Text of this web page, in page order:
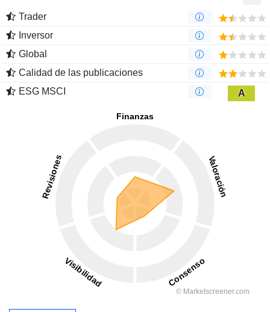
Trader
Inversor
Global
Calidad de las publicaciones
ESG MSCI
A